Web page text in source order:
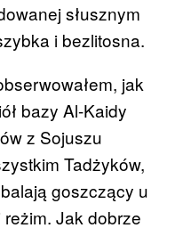
słusznym
i bezlitosna.
jak
bazy Al-Kaidy
z Sojuszu
Tadżyków,
goszczący u
Jak dobrze